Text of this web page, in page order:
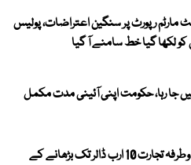
مارٹم رپورٹ پر سنگین اعتراضات، پولیس
لکھا گیا خط سامنے آ گیا
جا رہا، حکومت اپنی آئینی مدت مکمل
پاکستان اور ایران کا دوطرفہ تجارت 10 ارب ڈالر تک بڑھانے کے